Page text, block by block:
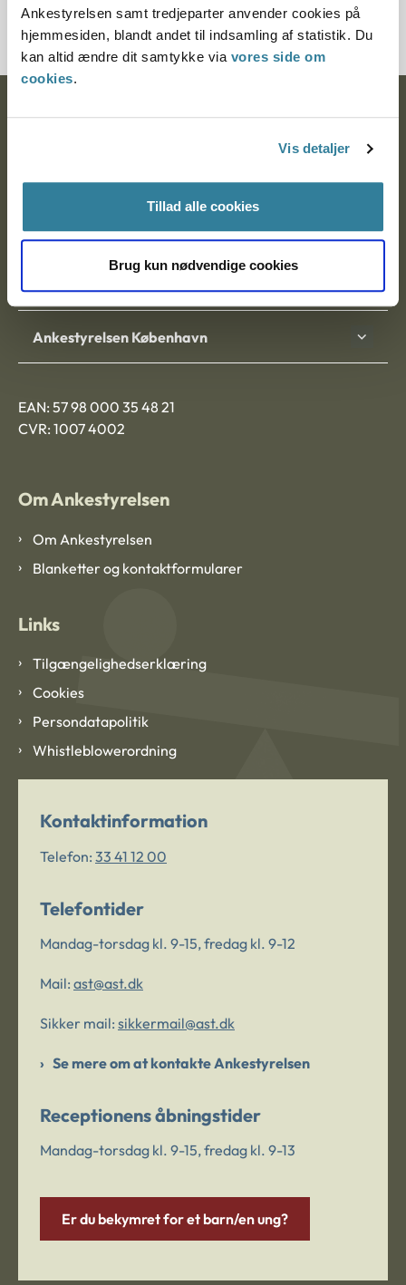
Ankestyrelsen samt tredjeparter anvender cookies på
hjemmesiden, blandt andet til indsamling af statistik. Du
kan altid ændre dit samtykke via vores side om
cookies.
Vis detaljer
Tillad alle cookies
Brug kun nødvendige cookies
201790-97
Ankestyrelsen
Ankestyrelsen København
EAN: 57 98 000 35 48 21
CVR: 1007 4002
Om Ankestyrelsen
Om Ankestyrelsen
Blanketter og kontaktformularer
Links
Tilgængelighedserklæring
Cookies
Persondatapolitik
Whistleblowerordning
Kontaktinformation
Telefon: 33 41 12 00
Telefontider
Mandag-torsdag kl. 9-15, fredag kl. 9-12
Mail: ast@ast.dk
Sikker mail: sikkermail@ast.dk
Se mere om at kontakte Ankestyrelsen
Receptionens åbningstider
Mandag-torsdag kl. 9-15, fredag kl. 9-13
Er du bekymret for et barn/en ung?